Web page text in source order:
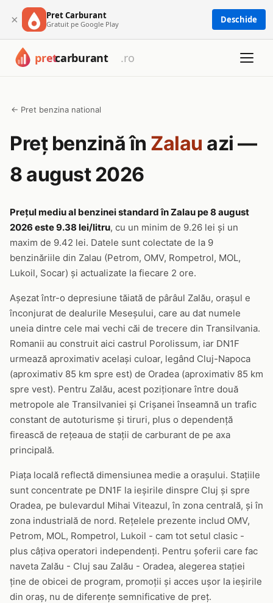
× Pret Carburant
Gratuit pe Google Play Deschide
← Pret benzina national
Preț benzină în Zalau azi —
8 august 2026
Prețul mediu al benzinei standard în Zalau pe 8 august
2026 este 9.38 lei/litru, cu un minim de 9.26 lei și un
maxim de 9.42 lei. Datele sunt colectate de la 9
benzinăriile din Zalau (Petrom, OMV, Rompetrol, MOL,
Lukoil, Socar) și actualizate la fiecare 2 ore.
Așezat într-o depresiune tăiată de pârâul Zalău, orașul e
înconjurat de dealurile Meseșului, care au dat numele
uneia dintre cele mai vechi căi de trecere din Transilvania.
Romanii au construit aici castrul Porolissum, iar DN1F
urmează aproximativ același culoar, legând Cluj-Napoca
(aproximativ 85 km spre est) de Oradea (aproximativ 85 km
spre vest). Pentru Zalău, acest poziționare între două
metropole ale Transilvaniei și Crișanei înseamnă un trafic
constant de autoturisme și tiruri, plus o dependență
firească de rețeaua de stații de carburant de pe axa
principală.
Piața locală reflectă dimensiunea medie a orașului. Stațiile
sunt concentrate pe DN1F la ieșirile dinspre Cluj și spre
Oradea, pe bulevardul Mihai Viteazul, în zona centrală, și în
zona industrială de nord. Rețelele prezente includ OMV,
Petrom, MOL, Rompetrol, Lukoil - cam tot setul clasic -
plus câțiva operatori independenți. Pentru șoferii care fac
naveta Zalău - Cluj sau Zalău - Oradea, alegerea stației
ține de obicei de program, promoții și acces ușor la ieșirile
din oraș, nu de diferențe semnificative de preț.